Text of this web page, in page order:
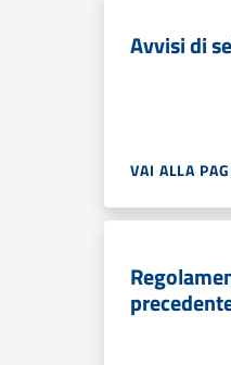
Avvisi di
VAI ALLA